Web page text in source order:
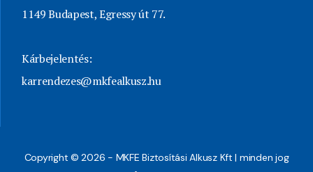
1149 Budapest, Egressy út 77.
Kárbejelentés:
karrendezes@mkfealkusz.hu
Copyright © 2026 - MKFE Biztosítási Alkusz Kft | minden jog